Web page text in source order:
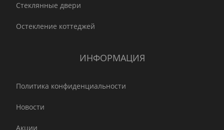
Стеклянные двери
Остекление коттеджей
ИНФОРМАЦИЯ
Политика конфиденциальности
Новости
Акции